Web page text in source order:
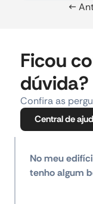
←
Ficou
dúvida?
Confira as
Central de
No meu
tenho algum